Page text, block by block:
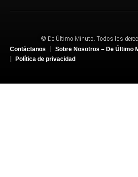
© De Último Minuto. Todos los
Contáctanos
Sobre Nosotros – De Último
Política de privacidad